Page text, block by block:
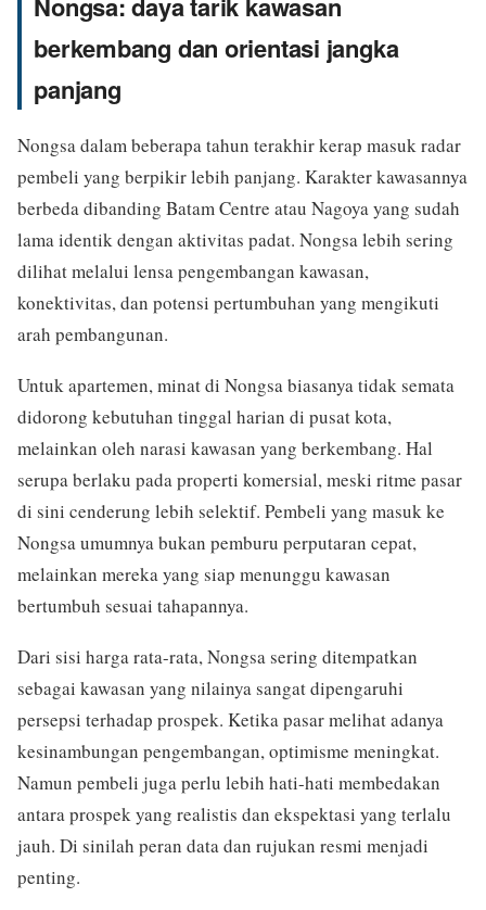
berkembang dan orientasi jangka
panjang
Nongsa dalam beberapa tahun terakhir kerap masuk radar
pembeli yang berpikir lebih panjang. Karakter kawasannya
berbeda dibanding Batam Centre atau Nagoya yang sudah
lama identik dengan aktivitas padat. Nongsa lebih sering
dilihat melalui lensa pengembangan kawasan,
konektivitas, dan potensi pertumbuhan yang mengikuti
arah pembangunan.
Untuk apartemen, minat di Nongsa biasanya tidak semata
didorong kebutuhan tinggal harian di pusat kota,
melainkan oleh narasi kawasan yang berkembang. Hal
serupa berlaku pada properti komersial, meski ritme pasar
di sini cenderung lebih selektif. Pembeli yang masuk ke
Nongsa umumnya bukan pemburu perputaran cepat,
melainkan mereka yang siap menunggu kawasan
bertumbuh sesuai tahapannya.
Dari sisi harga rata-rata, Nongsa sering ditempatkan
sebagai kawasan yang nilainya sangat dipengaruhi
persepsi terhadap prospek. Ketika pasar melihat adanya
kesinambungan pengembangan, optimisme meningkat.
Namun pembeli juga perlu lebih hati-hati membedakan
antara prospek yang realistis dan ekspektasi yang terlalu
jauh. Di sinilah peran data dan rujukan resmi menjadi
penting.